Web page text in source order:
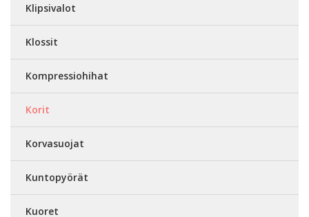
Klipsivalot
Klossit
Kompressiohihat
Korit
Korvasuojat
Kuntopyörät
Kuoret